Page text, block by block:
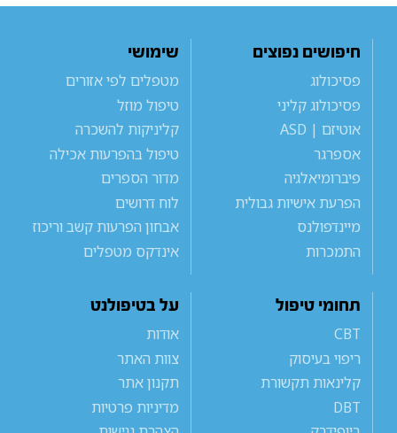
חיפושים נפוצים
פסיכולוג
פסיכולוג קליני
אוטיזם | ASD
אספרגר
פיברומיאלגיה
הפרעת אישיות גבולית
מיינדפולנס
התמכרות
שימושי
מטפלים לפי אזורים
טיפול מוזל
קליניקות להשכרה
טיפול בהפרעות אכילה
מדור הספרים
לוח דרושים
אבחון הפרעות קשב וריכוז
אינדקס מטפלים
תחומי טיפול
CBT
ריפוי בעיסוק
קלינאות תקשורת
DBT
על בטיפולנט
אודות
צוות האתר
תקנון אתר
מדיניות פרטיות